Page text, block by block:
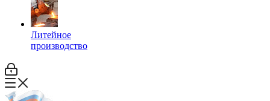
Литейное
производство